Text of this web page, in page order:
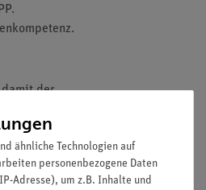
damit der
eine bestimmte Strecke
Lichtschranken am Anfang
Strecke.
ähnliche Technologien auf
personenbezogene Daten
Adresse), um z.B. Inhalte und